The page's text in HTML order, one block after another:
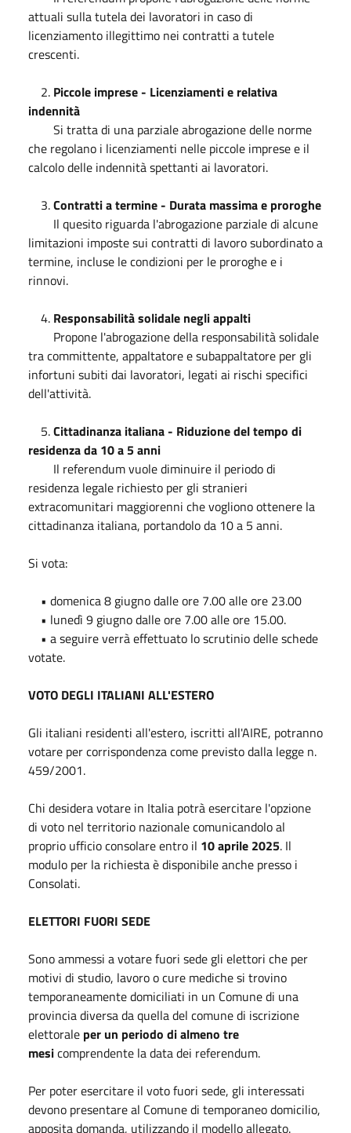
attuali sulla tutela dei lavoratori in caso di
licenziamento illegittimo nei contratti a tutele
crescenti.
2. Piccole imprese - Licenziamenti e relativa
indennità
Si tratta di una parziale abrogazione delle norme
che regolano i licenziamenti nelle piccole imprese e il
calcolo delle indennità spettanti ai lavoratori.
3.Contratti a termine - Durata massima e proroghe
Il quesito riguarda l'abrogazione parziale di alcune
limitazioni imposte sui contratti di lavoro subordinato a
termine, incluse le condizioni per le proroghe e i
rinnovi.
4. Responsabilità solidale negli appalti
Propone l'abrogazione della responsabilità solidale
tra committente, appaltatore e subappaltatore per gli
infortuni subiti dai lavoratori, legati ai rischi specifici
dell'attività.
5.Cittadinanza italiana - Riduzione del tempo di
residenza da 10 a 5 anni
Il referendum vuole diminuire il periodo di
residenza legale richiesto per gli stranieri
extracomunitari maggiorenni che vogliono ottenere la
cittadinanza italiana, portandolo da 10 a 5 anni.
Si vota:
• domenica 8 giugno dalle ore 7.00 alle ore 23.00
• lunedì 9 giugno dalle ore 7.00 alle ore 15.00.
• a seguire verrà effettuato lo scrutinio delle schede
votate.
VOTO DEGLI ITALIANI ALL'ESTERO
Gli italiani residenti all'estero, iscritti all'AIRE, potranno
votare per corrispondenza come previsto dalla legge n.
459/2001.
Chi desidera votare in Italia potrà esercitare l'opzione
di voto nel territorio nazionale comunicandolo al
proprio ufficio consolare entro il 10 aprile 2025. Il
modulo per la richiesta è disponibile anche presso i
Consolati.
ELETTORI FUORI SEDE
Sono ammessi a votare fuori sede gli elettori che per
motivi di studio, lavoro o cure mediche si trovino
temporaneamente domiciliati in un Comune di una
provincia diversa da quella del comune di iscrizione
elettorale per un periodo di almeno tre
mesicomprendente la data dei referendum.
Per poter esercitare il voto fuori sede, gli interessati
devono presentare al Comune di temporaneo domicilio,
apposita domanda, utilizzando il modello allegato.